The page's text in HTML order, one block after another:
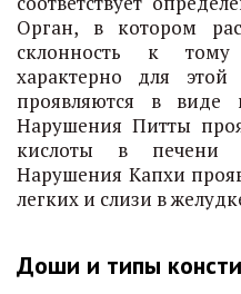
Орган, в котором
склонность к тому
характерно для
проявляются в виде
Нарушения Питты
кислоты в печени
Нарушения Капхи
легких и слизи в
Доши и типы